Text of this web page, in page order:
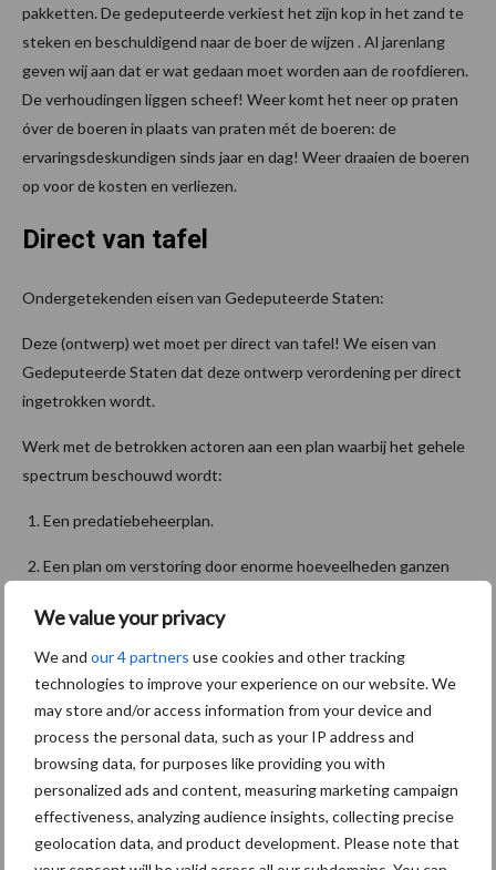
We value your privacy
We and our 4 partners use cookies and other tracking
technologies to improve your experience on our website. We
may store and/or access information from your device and
process the personal data, such as your IP address and
browsing data, for purposes like providing you with
personalized ads and content, measuring marketing campaign
effectiveness, analyzing audience insights, collecting precise
geolocation data, and product development. Please note that
pakketten. De gedeputeerde verkiest het zijn kop in het zand te
steken en beschuldigend naar de boer de wijzen . Al jarenlang
geven wij aan dat er wat gedaan moet worden aan de roofdieren.
De verhoudingen liggen scheef! Weer komt het neer op praten
óver de boeren in plaats van praten mét de boeren: de
ervaringsdeskundigen sinds jaar en dag! Weer draaien de boeren
op voor de kosten en verliezen.
Direct van tafel
Ondergetekenden eisen van Gedeputeerde Staten:
Deze (ontwerp) wet moet per direct van tafel! We eisen van
Gedeputeerde Staten dat deze ontwerp verordening per direct
ingetrokken wordt.
Werk met de betrokken actoren aan een plan waarbij het gehele
spectrum beschouwd wordt:
Een predatiebeheerplan.
Een plan om verstoring door enorme hoeveelheden ganzen
tussen vogelwachten en boeren.
Steek meer middelen in beheer pakketten, ook buiten de –
vanaf het bureau vastgestelde – omlijnde gebieden.
Bron:Farmers Defence Force
Aanbevolen voor jou!